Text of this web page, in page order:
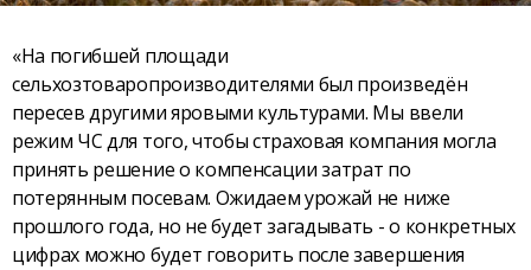
«На погибшей площади
сельхозтоваропроизводителями был произведён
пересев другими яровыми культурами. Мы ввели
режим ЧС для того, чтобы страховая компания могла
принять решение о компенсации затрат по
потерянным посевам. Ожидаем урожай не ниже
прошлого года, но не будет загадывать - о конкретных
цифрах можно будет говорить после завершения